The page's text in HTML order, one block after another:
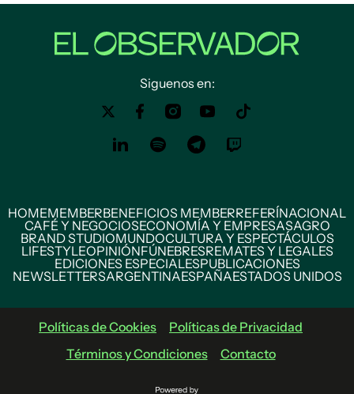
Siguenos en:
HOMEMEMBERBENEFICIOS MEMBERREFERÍNACIONAL
CAFÉ Y NEGOCIOSECONOMÍA Y EMPRESASAGRO
BRAND STUDIOMUNDOCULTURA Y ESPECTÁCULOS
LIFESTYLEOPINIÓNFÚNEBRESREMATES Y LEGALES
EDICIONES ESPECIALESPUBLICACIONES
NEWSLETTERSARGENTINAESPAÑAESTADOS UNIDOS
Políticas de Cookies
Políticas de Privacidad
Términos y Condiciones
Contacto